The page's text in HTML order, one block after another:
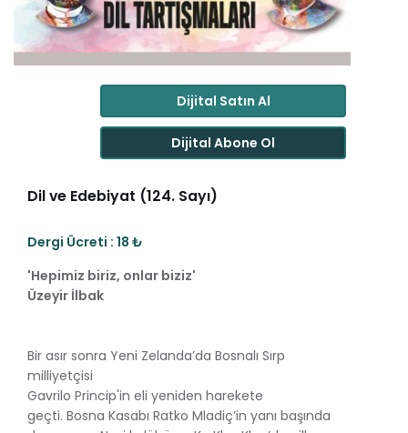
Dijital Satın Al
Dijital Abone Ol
Dil ve Edebiyat (124. Sayı)
Dergi Ücreti : 18 ₺
'Hepimiz biriz, onlar biziz'
Üzeyir İlbak
Bir asır sonra Yeni Zelanda’da Bosnalı Sırp
milliyetçisi
Gavrilo Princip'in eli yeniden harekete
geçti. Bosna Kasabı Ratko Mladiç’in yanı başında